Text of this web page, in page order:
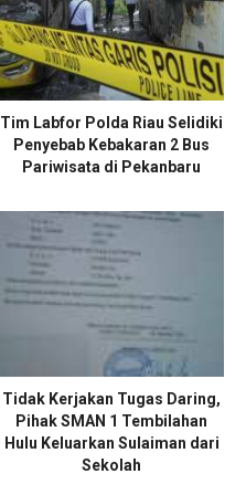
Tim Labfor Polda Riau Selidiki
Penyebab Kebakaran 2 Bus
Pariwisata di Pekanbaru
Tidak Kerjakan Tugas Daring,
Pihak SMAN 1 Tembilahan
Hulu Keluarkan Sulaiman dari
Sekolah